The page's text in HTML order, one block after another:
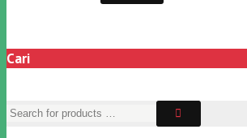
Cari